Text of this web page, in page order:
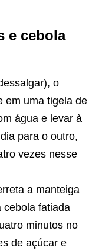
e cebola
o
em uma tigela de
água e levar à
para o outro,
vezes nesse
a manteiga
cebola fatiada
minutos no
de açúcar e